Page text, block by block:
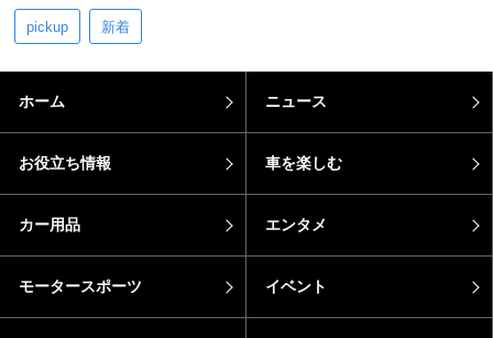
pickup 新着
ホーム ニュース
お役立ち情報 車を楽しむ
カー用品 エンタメ
モータースポーツ イベント